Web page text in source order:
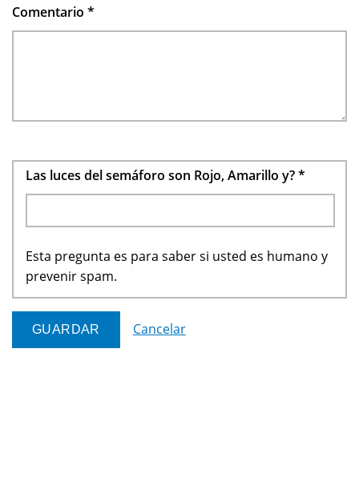
Comentario *
Las luces del semáforo son Rojo, Amarillo y?*
Esta pregunta es para saber si usted es humano y
prevenir spam.
Cancelar